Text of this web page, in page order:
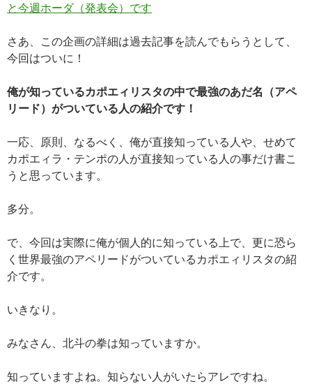
と今週ホーダ（発表会）です
さあ、この企画の詳細は過去記事を読んでもらうとして、
今回はついに！
俺が知っているカポエィリスタの中で最強のあだ名（アペ
リード）がついている人の紹介です！
一応、原則、なるべく、俺が直接知っている人や、せめて
カポエィラ・テンポの人が直接知っている人の事だけ書こ
うと思っています。
多分。
で、今回は実際に俺が個人的に知っている上で、更に恐ら
く世界最強のアペリードがついているカポエィリスタの紹
介です。
いきなり。
みなさん、北斗の拳は知っていますか。
知っていますよね。知らない人がいたらアレですね。